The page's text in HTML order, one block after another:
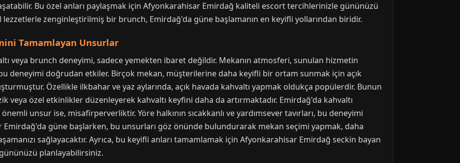
Bu özel anları paylaşmak için Afyonkarahisar Emirdağ kaliteli escort tercihlerinizle gününüzü
lezzetlerle zenginleştirilmiş bir brunch, Emirdağ'da güne başlamanın en keyifli yollarından biridir.
Tamamlayan Unsurlar
veya brunch deneyimi, sadece yemekten ibaret değildir. Mekanın atmosferi, sunulan hizmetin
deneyimi doğrudan etkiler. Birçok mekan, müşterilerine daha keyifli bir ortam sunmak için açık
Özellikle ilkbahar ve yaz aylarında, açık havada kahvaltı yapmak oldukça popülerdir. Bunun
veya özel etkinlikler düzenleyerek kahvaltı keyfini daha da artırmaktadır. Emirdağ'da kahvaltı
unsur ise, misafirperverliktir. Yöre halkının sıcakkanlı ve yardımsever tavırları, bu deneyimi
Emirdağ'da güne başlarken, bu unsurları göz önünde bulundurarak mekan seçimi yapmak, daha
sağlayacaktır. Ayrıca, bu keyifli anları tamamlamak için Afyonkarahisar Emirdağ seckin bayan
planlayabilirsiniz.